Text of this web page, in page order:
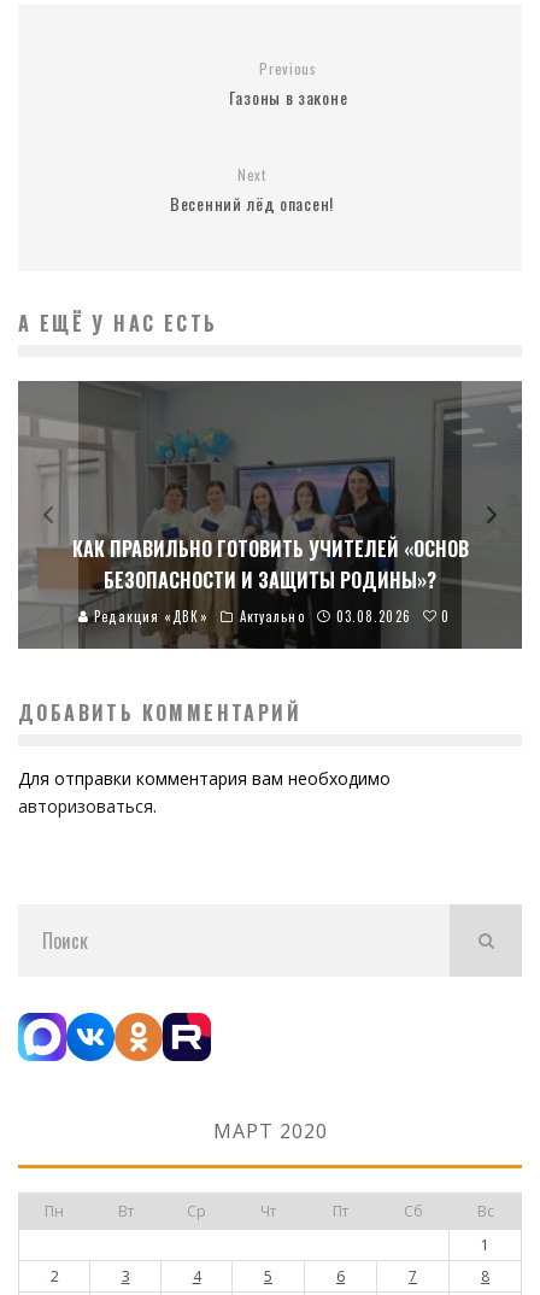
Previous
Газоны в законе
Next
Весенний лёд опасен!
А ЕЩЁ У НАС ЕСТЬ
КАК ПРАВИЛЬНО ГОТОВИТЬ УЧИТЕЛЕЙ «ОСНОВ
БЕЗОПАСНОСТИ И ЗАЩИТЫ РОДИНЫ»?
Редакция «ДВК» Актуально 03.08.2026 0
ДОБАВИТЬ КОММЕНТАРИЙ
Для отправки комментария вам необходимо
авторизоваться.
МАРТ 2020
Пн Вт Ср Чт Пт Сб
Вс
1
2
3 4 5 6 7
8